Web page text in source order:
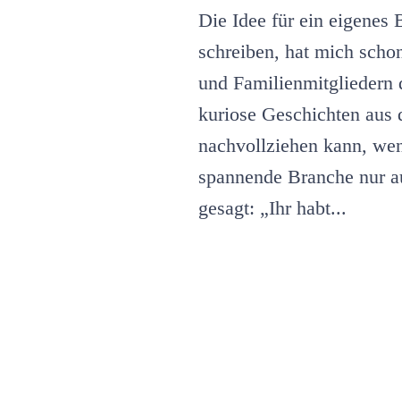
Die Idee für ein eigenes
schreiben, hat mich
und Familienmitgliedern
kuriose Geschichten
nachvollziehen kann,
spannende Branche nur
gesagt: „Ihr habt...